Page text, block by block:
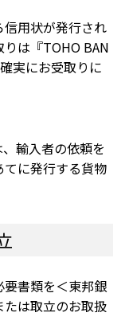
用状が発行され
は『TOHO BAN
実にお受取りに
輸入者の依頼を
に発行する貨物
書類を＜東邦銀
は取立のお取扱